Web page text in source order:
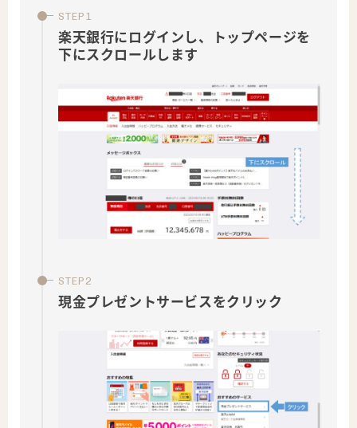
楽天銀行にログインし、トップページを
下にスクロールします
現金プレゼントサービスをクリック